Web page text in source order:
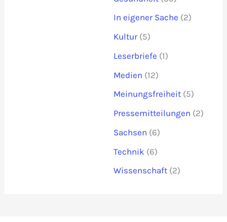
In eigener Sache (2)
Kultur (5)
Leserbriefe (1)
Medien (12)
Meinungsfreiheit (5)
Pressemitteilungen (2)
Sachsen (6)
Technik (6)
Wissenschaft (2)